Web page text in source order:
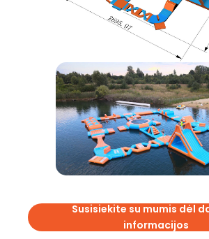
Susisiekite su mumis dėl
informacijos